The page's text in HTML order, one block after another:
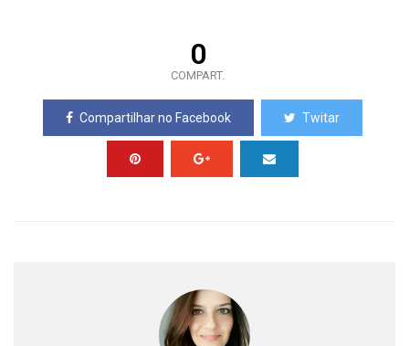
0
COMPART.
Compartilhar no Facebook Twitar